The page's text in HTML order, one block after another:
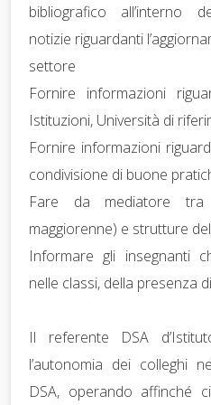
bibliografico all’interno
notizie riguardanti
settore
Fornire informazioni
Istituzioni, Università di
Fornire informazioni
condivisione di buone
Fare da mediatore tra
maggiorenne) e strutture
Informare gli insegnanti
nelle classi, della presenza
Il referente DSA
l’autonomia dei colleghi
DSA, operando affinché